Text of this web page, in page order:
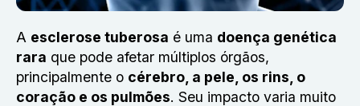
A esclerose tuberosa é uma doença genética
rara que pode afetar múltiplos órgãos,
principalmente o cérebro, a pele, os rins, o
coração e os pulmões. Seu impacto varia muito